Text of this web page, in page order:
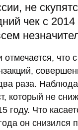
не
чек с 2014
что
раза.
который не
году. Что
он снизился